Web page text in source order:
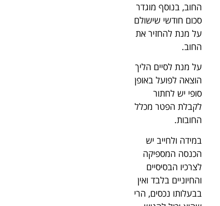
החוב, בנוסף מוגדר
סכום חודשי שישולם
על מנת להחזיר את
החוב.
על מנת לסיים הליך
הוצאה לפועל באופן
סופי יש לחתור
לקבלת הפטר מכלל
החובות.
במידה ולחייב יש
הכנסה המספיקה
לצרכיו הבסיסיים
והחיוניים בלבד ואין
בבעלותו נכסים, הרי